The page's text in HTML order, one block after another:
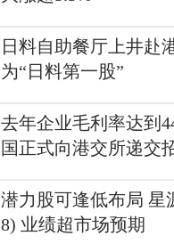
日料自助餐厅上井赴
为“日料第一股”
去年企业毛利率达到
国正式向港交所递交
潜力股可逢低布局 星
8) 业绩超市场预期